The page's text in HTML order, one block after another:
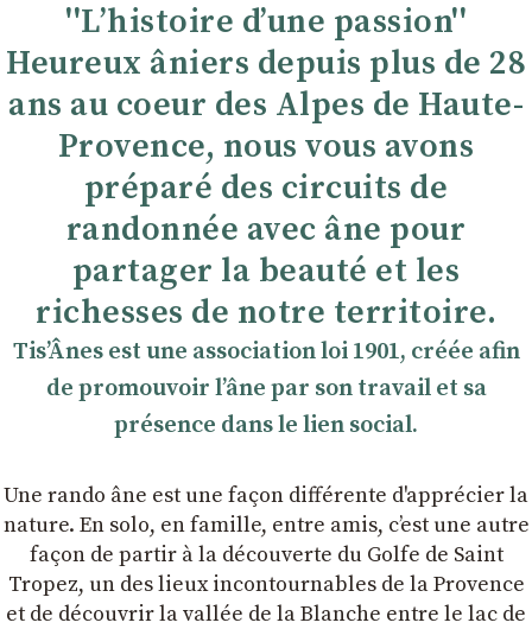
''Lʼhistoire dʼune passion''
Heureux âniers depuis plus de 28
ans au coeur des Alpes de Haute-
Provence, nous vous avons
préparé des circuits de
randonnée avec âne pour
partager la beauté et les
richesses de notre territoire.
TisʼÂnes est une association loi 1901, créée afin
de promouvoir lʼâne par son travail et sa
présence dans le lien social.
Une rando âne est une façon différente d'apprécier la
nature. En solo, en famille, entre amis, cʼest une autre
façon de partir à la découverte du Golfe de Saint
Tropez, un des lieux incontournables de la Provence
et de découvrir la vallée de la Blanche entre le lac de